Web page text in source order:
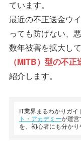
ています。
最近の不正送金ウ
っても防げない、
数年被害を拡大して
（MITB）型の不
紹介します。
IT業界まるわかりガ
ト・アカデミーが運
を、初心者にも分かり